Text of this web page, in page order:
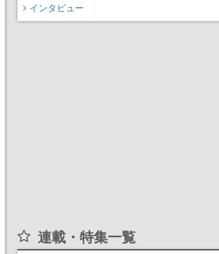
インタビュー
連載・特集一覧